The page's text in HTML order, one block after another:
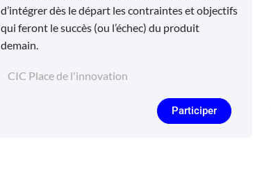
d’intégrer dès le départ les contraintes et objectifs
qui feront le succès (ou l’échec) du produit
demain.
CIC Place de l'innovation
Participer